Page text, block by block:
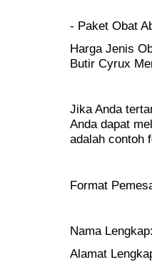
- Paket Obat
Harga Jenis
Butir Cyrux
Jika Anda
Anda dapat
adalah contoh
Format
Nama
Alamat